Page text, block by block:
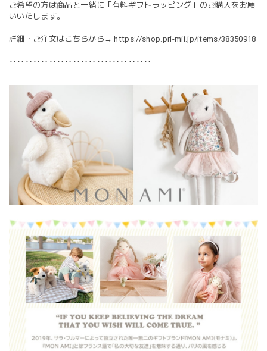
ご希望の方は商品と一緒に「有料ギフトラッピング」のご購入をお願
いいたします。
詳細・ご注文はこちらから→ https://shop.pri-mii.jp/items/38350918
‥‥‥‥‥‥‥‥‥‥‥‥‥‥‥‥‥‥